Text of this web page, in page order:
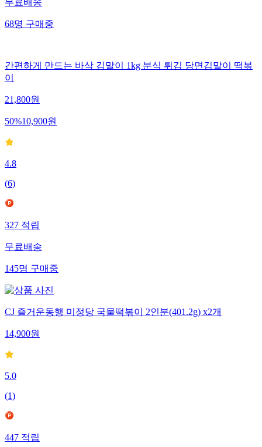
무료배송
68명구매중
간편하게 만드는 바삭 김말이 1kg 분식 튀김 당면김말이 떡볶
이
21,800원
50%10,900원
4.8
(6)
327적립
무료배송
145명구매중
CJ 즐거운동행 미정당 국물떡볶이 2인분(401.2g) x2개
14,900원
5.0
(1)
447적립